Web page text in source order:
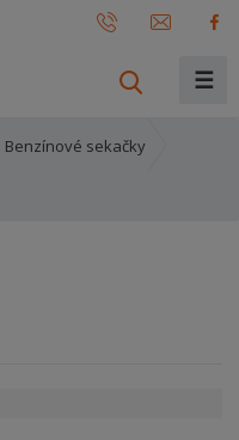
h
☰
Benzínové sekačky